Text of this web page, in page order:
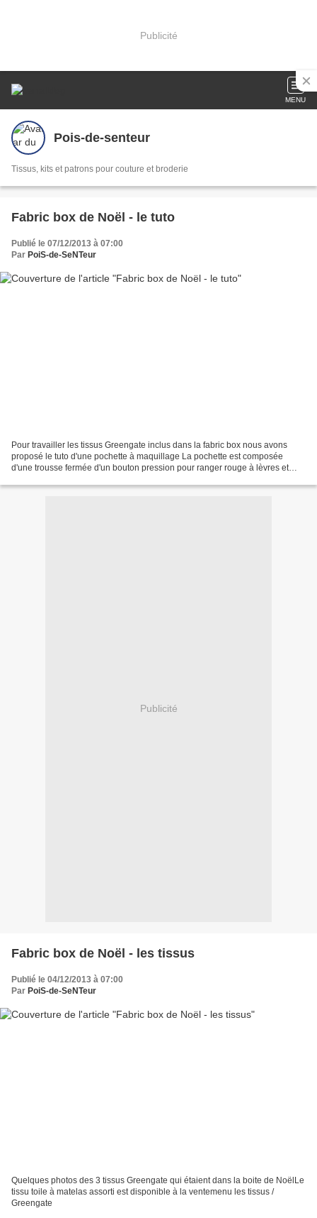
Publicité
MENU
Pois-de-senteur
Tissus, kits et patrons pour couture et broderie
Fabric box de Noël - le tuto
Publié le 07/12/2013 à 07:00
Par PoiS-de-SeNTeur
Pour travailler les tissus Greengate inclus dans la fabric box nous avons
proposé le tuto d'une pochette à maquillage La pochette est composée
d'une trousse fermée d'un bouton pression pour ranger rouge à lèvres et
Publicité
Fabric box de Noël - les tissus
Publié le 04/12/2013 à 07:00
Par PoiS-de-SeNTeur
Quelques photos des 3 tissus Greengate qui étaient dans la boite de NoëlLe
tissu toile à matelas assorti est disponible à la ventemenu les tissus /
Greengate